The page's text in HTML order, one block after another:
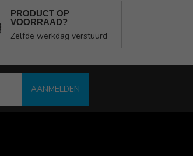
PRODUCT OP
VOORRAAD?
Zelfde werkdag verstuurd
AANMELDEN